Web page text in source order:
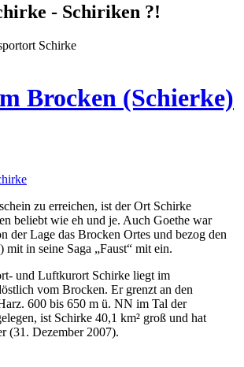
- Schiriken ?!
Schirke
Brocken (Schierke)
zu erreichen, ist der Ort Schirke
beliebt wie eh und je. Auch Goethe war
der Lage das Brocken Ortes und bezog den
in seine Saga „Faust“ mit ein.
und Luftkurort Schirke liegt im
vom Brocken. Er grenzt an den
600 bis 650 m ü. NN im Tal der
ist Schirke 40,1 km² groß und hat
(31. Dezember 2007).